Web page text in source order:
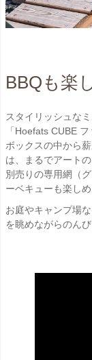
BBQも楽
スタイリッシュな
「Hoefats CUBE
ボックスの中から
は、まるでアートの
別売りの専用網（
ーベキューも楽しめ
お庭やキャンプ場
を眺めながらのん